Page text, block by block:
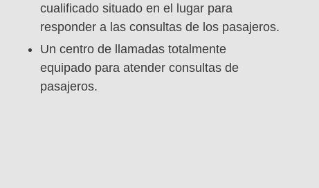
cualificado situado en el lugar para
responder a las consultas de los pasajeros.
Un centro de llamadas totalmente
equipado para atender consultas de
pasajeros.